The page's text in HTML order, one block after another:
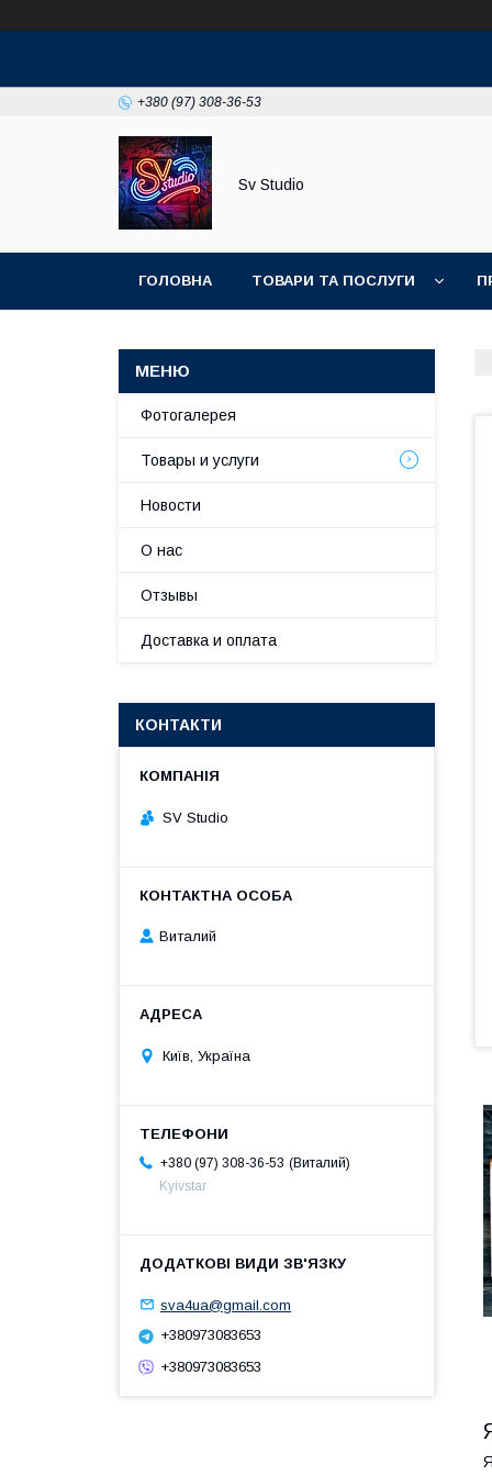
+380 (97) 308-36-53
Sv Studio
ГОЛОВНА ТОВАРИ ТА ПОСЛУГИ
Фотогалерея
Товары и услуги
Новости
О нас
Отзывы
Доставка и оплата
КОНТАКТИ
SV Studio
Виталий
Київ, Україна
+380 (97) 308-36-53
Виталий
Kyivstar
sva4ua@gmail.com
+380973083653
+380973083653